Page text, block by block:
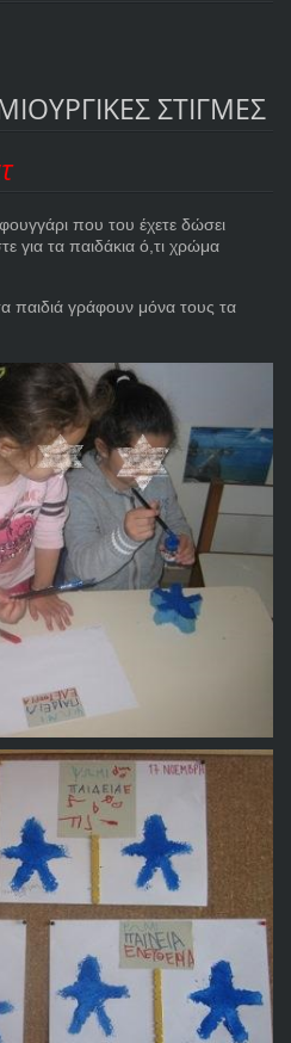
ΣΤΙΓΜΕΣ
που του έχετε δώσει
για τα παιδάκια ό,τι χρώμα
παιδιά γράφουν μόνα τους τα